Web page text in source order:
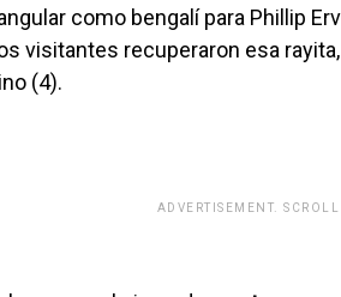
como bengalí para Phillip
visitantes recuperaron esa
(4).
ADVERTISEMENT.